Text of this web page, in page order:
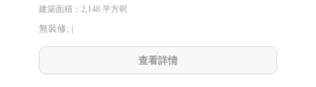
建築面積：2,148 平方呎
無裝修; |
查看詳情